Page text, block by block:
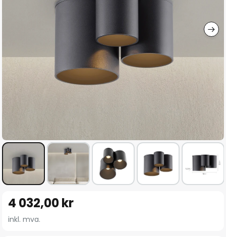
begynnelsen
4 032,00 kr
inkl. mva.